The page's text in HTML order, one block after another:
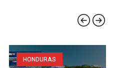
HONDURAS